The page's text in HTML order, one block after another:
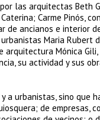
las arquitectas Beth
Carme Pinós,
de ancianos e interior
Maria Rubert
Mónica
su actividad y sus
a urbanistas, sino que
de empresas,